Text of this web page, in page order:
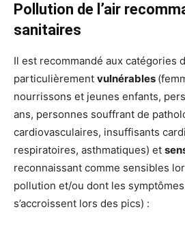
Pollution de l’air
sanitaires
Il est recommandé aux catégories
particulièrement vulnérables
nourrissons et jeunes enfants,
ans, personnes souffrant de
cardiovasculaires, insuffisants
respiratoires, asthmatiques) et
reconnaissant comme sensibles
pollution et/ou dont les
s’accroissent lors des pics) :